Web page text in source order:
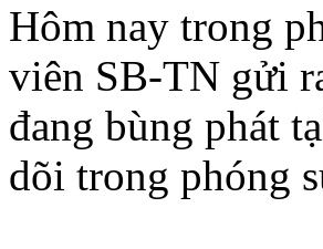
Hôm nay trong
viên SB-TN gửi
đang bùng phát
dõi trong phóng